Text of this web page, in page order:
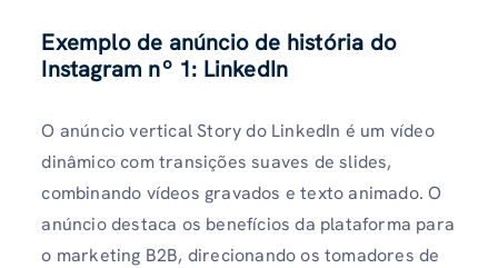
Exemplo de anúncio de história do
Instagram nº 1: LinkedIn
O anúncio vertical Story do LinkedIn é um vídeo
dinâmico com transições suaves de slides,
combinando vídeos gravados e texto animado. O
anúncio destaca os benefícios da plataforma para
o marketing B2B, direcionando os tomadores de